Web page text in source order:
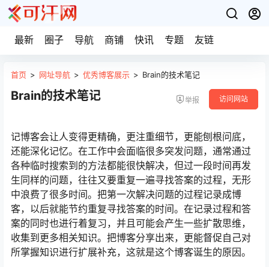
最新 圈子 导航 商铺 快讯 专题 友链
首页 > 网址导航 > 优秀博客展示 > Brain的技术笔记
Brain的技术笔记 举报 访问网站
记博客会让人变得更精确，更注重细节，更能刨根问底，
还能深化记忆。在工作中会面临很多突发问题，通常通过
各种临时搜索到的方法都能很快解决，但过一段时间再发
生同样的问题，往往又要重复一遍寻找答案的过程，无形
中浪费了很多时间。把第一次解决问题的过程记录成博
客，以后就能节约重复寻找答案的时间。在记录过程和答
案的同时也进行着复习，并且可能会产生一些扩散思维，
收集到更多相关知识。把博客分享出来，更能督促自己对
所掌握知识进行扩展补充，这就是这个博客诞生的原因。